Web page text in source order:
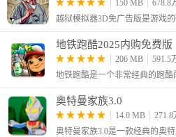
150 MB
678.8
地铁跑酷2025内购免费版
206 MB
591.5
奥特曼家族3.0
14.0 MB